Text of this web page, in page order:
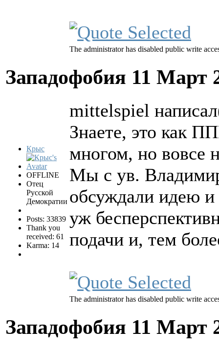
The administrator has disabled public write
Западофобия 11 Март
Крыс
OFFLINE
Отец
Русской
Демократии
Posts: 33839
Thank you
received: 61
Karma: 14
mittelspiel
Знаете, это как
многом, но вовсе
Мы с ув.
обсуждали идею и
уж
подачи и, тем
The administrator has disabled public write
Западофобия 11 Март